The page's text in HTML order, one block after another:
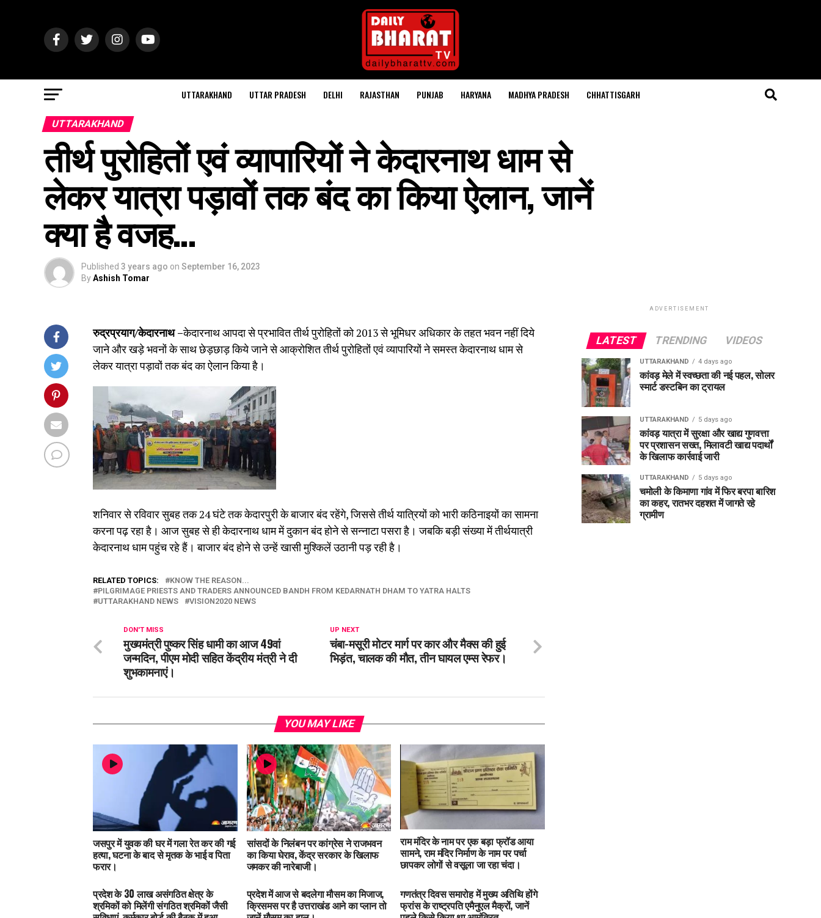
UTTARAKHAND UTTAR PRADESH DELHI RAJASTHAN PUNJAB HARYANA MADHYA PRADESH CHHATTISGARH
UTTARAKHAND
तीर्थ पुरोहितों एवं व्यापारियों ने केदारनाथ धाम से
लेकर यात्रा पड़ावों तक बंद का किया ऐलान, जानें
क्या है वजह…
Published 3 years ago on September 16, 2023
ByAshish Tomar
रुद्रप्रयाग/केदारनाथ –केदारनाथ आपदा से प्रभावित तीर्थ पुरोहितों को 2013 से भूमिधर अधिकार के तहत भवन नहीं दिये
जाने और खड़े भवनों के साथ छेड़छाड़ किये जाने से आक्रोशित तीर्थ पुरोहितों एवं व्यापारियों ने समस्त केदारनाथ धाम से
लेकर यात्रा पड़ावों तक बंद का ऐलान किया है।
शनिवार से रविवार सुबह तक 24 घंटे तक केदारपुरी के बाजार बंद रहेंगे, जिससे तीर्थ यात्रियों को भारी कठिनाइयों का सामना
करना पढ़ रहा है। आज सुबह से ही केदारनाथ धाम में दुकान बंद होने से सन्नाटा पसरा है। जबकि बड़ी संख्या में तीर्थयात्री
केदारनाथ धाम पहुंच रहे हैं। बाजार बंद होने से उन्हें खासी मुश्किलें उठानी पड़ रही है।
RELATED TOPICS:
KNOW THE REASON...
PILGRIMAGE PRIESTS AND TRADERS ANNOUNCED BANDH FROM KEDARNATH DHAM TO YATRA HALTS
UTTARAKHAND NEWS
VISION2020 NEWS
UP NEXT
चंबा-मसूरी मोटर मार्ग पर कार और मैक्स की हुई
भिड़ंत, चालक की मौत, तीन घायल एम्स रेफर।
DON'T MISS
मुख्यमंत्री पुष्कर सिंह धामी का आज 49वां
जन्मदिन, पीएम मोदी सहित केंद्रीय मंत्री ने दी
शुभकामनाएं।
YOU MAY LIKE
जसपुर में युवक की घर में गला रेत कर की गई
हत्या, घटना के बाद से मृतक के भाई व पिता
फरार।
सांसदों के निलंबन पर कांग्रेस ने राजभवन
का किया घेराव, केंद्र सरकार के खिलाफ
जमकर की नारेबाजी।
राम मंदिर के नाम पर एक बड़ा फ्रॉड आया
सामने, राम मंदिर निर्माण के नाम पर पर्चा
छापकर लोगों से वसूला जा रहा चंदा।
प्रदेश के 30 लाख असंगठित क्षेत्र के
श्रमिकों को मिलेंगी संगठित श्रमिकों जैसी
प्रदेश में आज से बदलेगा मौसम का मिजाज,
क्रिसमस पर है उत्तराखंड आने का प्लान तो
गणतंत्र दिवस समारोह में मुख्य अतिथि होंगे
फ्रांस के राष्ट्रपति एमैनुएल मैक्रों, जानें
ADVERTISEMENT
LATEST TRENDING VIDEOS
UTTARAKHAND 4 days ago
कांवड़ मेले में स्वच्छता की नई पहल, सोलर
स्मार्ट डस्टबिन का ट्रायल
UTTARAKHAND 5 days ago
कांवड़ यात्रा में सुरक्षा और खाद्य गुणवत्ता
पर प्रशासन सख्त, मिलावटी खाद्य पदार्थों
के खिलाफ कार्रवाई जारी
UTTARAKHAND 5 days ago
चमोली के किमाणा गांव में फिर बरपा बारिश
का कहर, रातभर दहशत में जागते रहे
ग्रामीण